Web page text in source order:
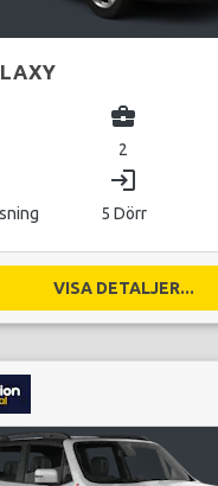
business_center
2
login
5 Dörr
VISA DETALJER...